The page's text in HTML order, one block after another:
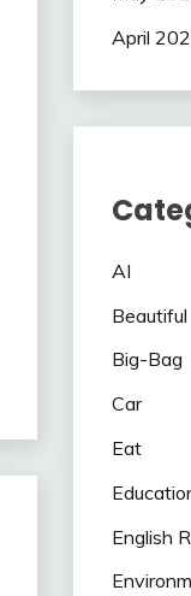
April
AI
Beautiful
Big-Bag
Car
Eat
English